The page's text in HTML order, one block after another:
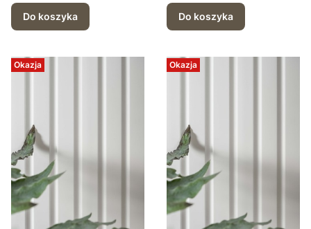
Do koszyka Do koszyka
Okazja Okazja